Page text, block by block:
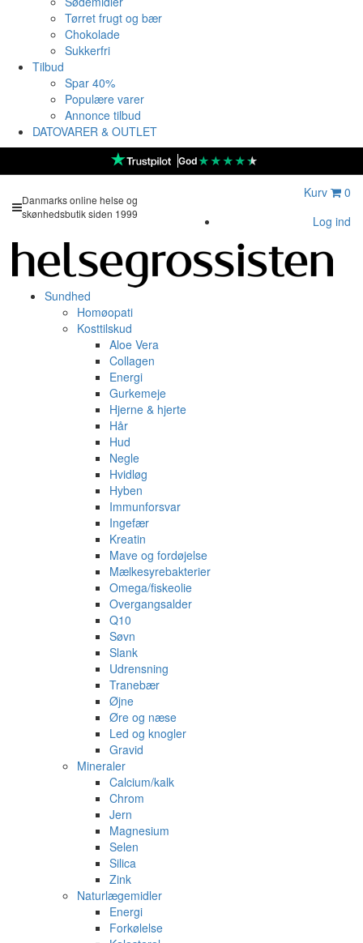
Tørret frugt og bær
Chokolade
Sukkerfri
Tilbud
Spar 40%
Populære varer
Annonce tilbud
DATOVARER & OUTLET
God★★★★★
Danmarks online helse og
skønhedsbutik siden 1999
Kurv
0
Log ind
Sundhed
Homøopati
Kosttilskud
Aloe Vera
Collagen
Energi
Gurkemeje
Hjerne & hjerte
Hår
Hud
Negle
Hvidløg
Hyben
Immunforsvar
Ingefær
Kreatin
Mave og fordøjelse
Mælkesyrebakterier
Omega/fiskeolie
Overgangsalder
Q10
Søvn
Slank
Udrensning
Tranebær
Øjne
Øre og næse
Led og knogler
Gravid
Mineraler
Calcium/kalk
Chrom
Jern
Magnesium
Selen
Silica
Zink
Naturlægemidler
Energi
Forkølelse